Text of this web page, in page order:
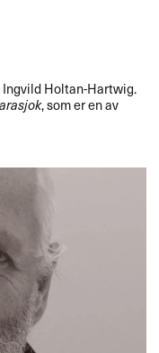
Holtan-Hartwig.
, som er en av